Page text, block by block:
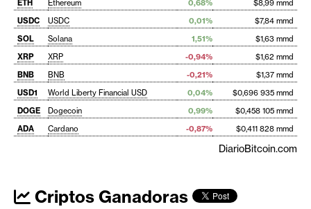
ETH Ethereum 0,68%
$8,99 mmd
USDC
USDC 0,01%
$7,84 mmd
SOL
Solana 1,51%
$1,63 mmd
XRP
XRP -0,94%
$1,62 mmd
BNB
BNB -0,21%
$1,37 mmd
USD1
World Liberty Financial USD 0,04%
$0,696 935 mmd
DOGE
Dogecoin 0,99%
$0,458 105 mmd
ADA
Cardano -0,87% $0,411 828 mmd
DiarioBitcoin.com
Criptos Ganadoras